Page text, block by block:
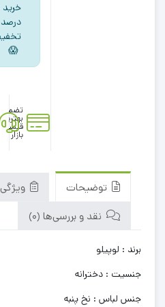
درصد
😱
تضمین
بهترین
قیمت
بازار
توضیحات
نقد و بررسی‌ها (0)
برند : لوپیلو
جنسیت : دخترانه
جنس لباس : نخ پنبه